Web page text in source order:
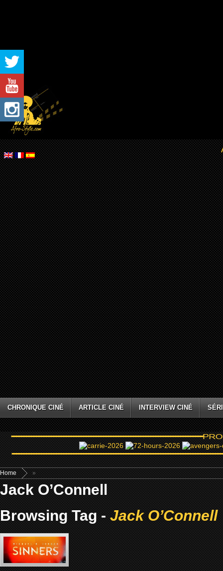
CHRONIQUE CINÉ ARTICLE CINÉ INTERVIEW CINÉ
Home »
Jack O’Connell
Browsing Tag -Jack O’Connell